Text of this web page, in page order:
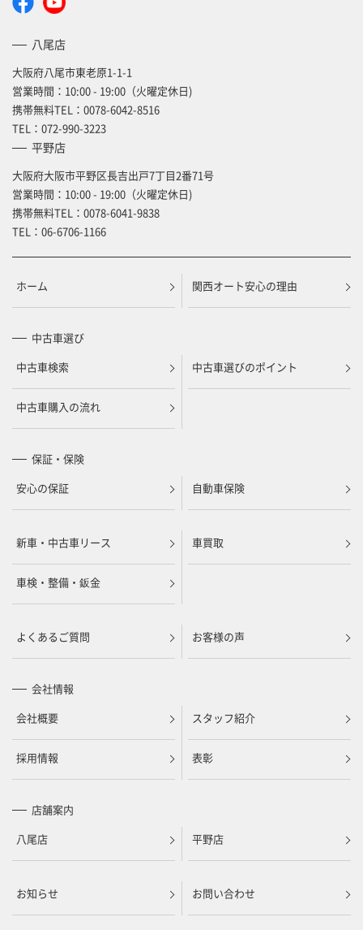
八尾店
大阪府八尾市東老原1-1-1
営業時間：10:00 - 19:00（火曜定休日)
携帯無料TEL： 0078-6042-8516
TEL： 072-990-3223
平野店
大阪府大阪市平野区長吉出戸7丁目2番71号
営業時間：10:00 - 19:00（火曜定休日)
携帯無料TEL： 0078-6041-9838
TEL： 06-6706-1166
ホーム 関西オート安心の理由
中古車選び
中古車検索
中古車選びのポイント
中古車購入の流れ
保証・保険
安心の保証
自動車保険
新車・中古車リース 車買取
車検・整備・鈑金
よくあるご質問 お客様の声
会社情報
会社概要
スタッフ紹介
採用情報 表彰
店舗案内
八尾店
平野店
お知らせ お問い合わせ